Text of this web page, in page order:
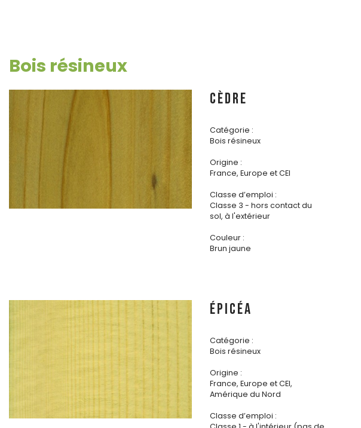
Bois résineux
CÈDRE
Catégorie :
Bois résineux
Origine :
France, Europe et CEI
Classe d’emploi :
Classe 3 - hors contact du
sol, à l'extérieur
Couleur :
Brun jaune
ÉPICÉA
Catégorie :
Bois résineux
Origine :
France, Europe et CEI,
Amérique du Nord
Classe d’emploi :